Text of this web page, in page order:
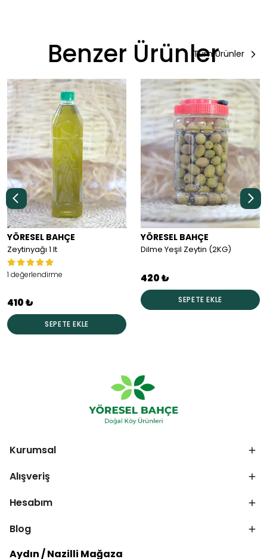
Benzer ÜrünlerTüm Ürünler
YÖRESEL BAHÇE
Zeytinyağı 1 lt
1 değerlendirme
410 ₺
SEPETE EKLE
YÖRESEL BAHÇE
Dilme Yeşil Zeytin (2KG)
420 ₺
SEPETE EKLE
Kurumsal
Alışveriş
Hesabım
Blog
Aydın / Nazilli Mağaza